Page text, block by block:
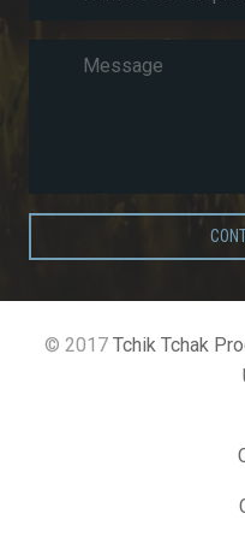
© 2017 Tchik Tchak